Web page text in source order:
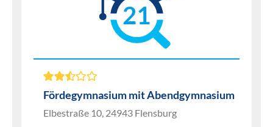
21
Fördegymnasium mit Abendgymnasium
Elbestraße 10, 24943 Flensburg